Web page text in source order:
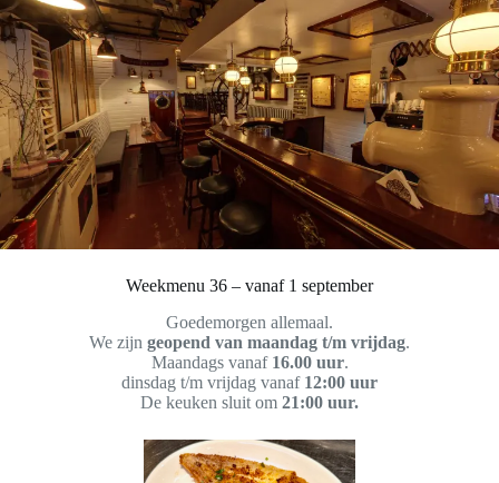
Weekmenu 36 – vanaf 1 september
Goedemorgen allemaal.
We zijn geopend van maandag t/m vrijdag.
Maandags vanaf 16.00 uur.
dinsdag t/m vrijdag vanaf 12:00 uur
De keuken sluit om 21:00 uur.